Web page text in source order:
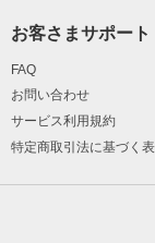
お客さまサポート
FAQ
お問い合わせ
サービス利用規約
特定商取引法に基づく